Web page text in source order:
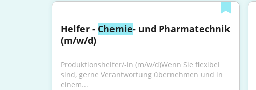
Helfer - Chemie- und Pharmatechnik
(m/w/d)
Produktionshelfer/-in (m/w/d)Wenn Sie flexibel
sind, gerne Verantwortung übernehmen und in
einem...